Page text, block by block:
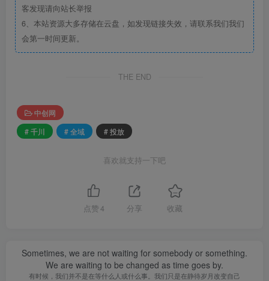
客发现请向站长举报
6、本站资源大多存储在云盘，如发现链接失效，请联系我们我们
会第一时间更新。
THE END
中创网
# 千川
# 全域 # 投放
喜欢就支持一下吧
点赞 4 分享 收藏
Sometimes, we are not waiting for somebody or something.
We are waiting to be changed as time goes by.
有时候，我们并不是在等什么人或什么事。我们只是在静待岁月改变自己